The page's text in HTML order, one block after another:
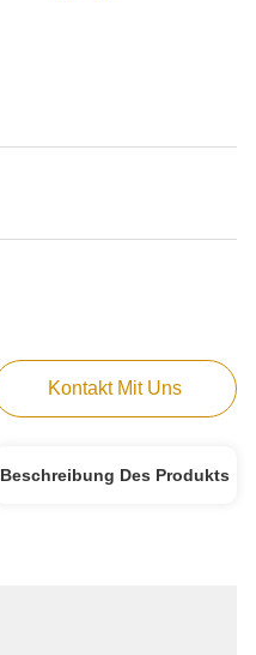
Kontakt Mit Uns
Beschreibung Des Produkts